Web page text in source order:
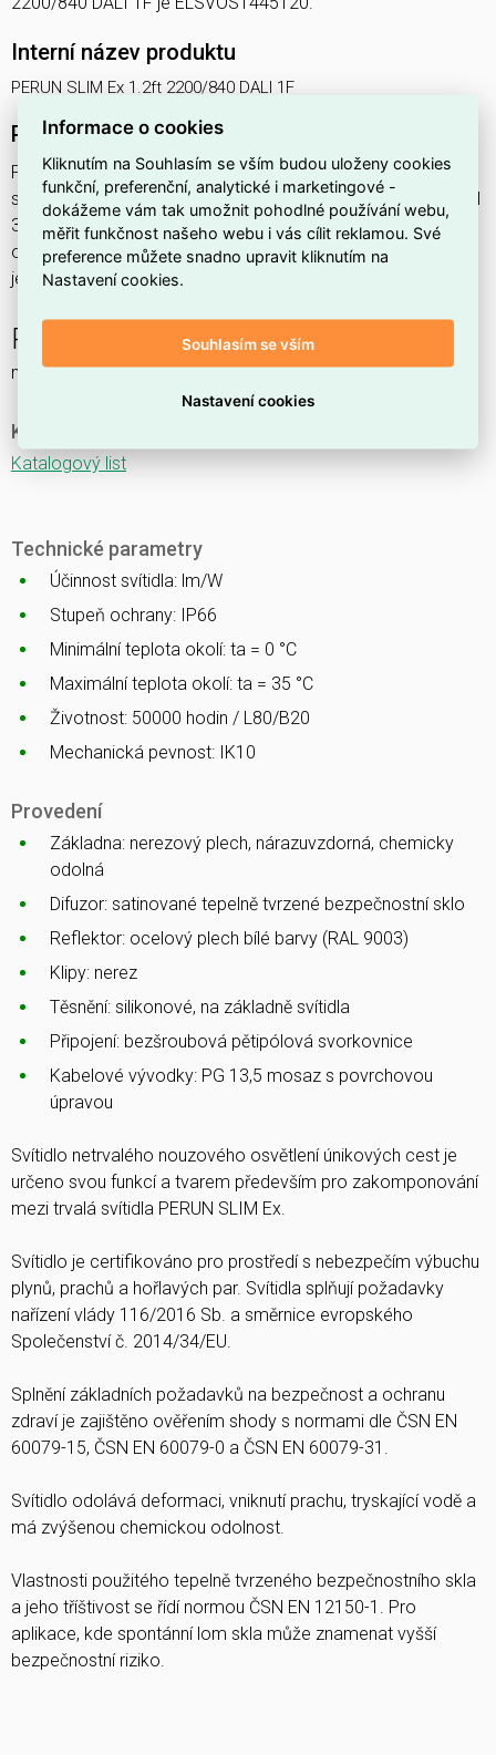
Interní název produktu
PERUN SLIM Ex 1.2ft 2200/840 DALI 1F
Podrobný popis produktu
PERUN SLIM Ex 1.2ft 2200/840 DALI 1F 15,4W IP65
svítidlo průmyslové do prostředí s nebezpečím výbuchu Ex II
3GD, 1x2200lm, spektrum 840RJ, s regulací stmívání
ovládané DALI protokolem, s nerez. klipy,
jednofáz.průběž.montáž,
PERUN SLIM Ex NM
nouzové a orientační
Ke stažení
Katalogový list
Technické parametry
Účinnost svítidla: lm/W
Stupeň ochrany: IP66
Minimální teplota okolí: ta = 0 °C
Maximální teplota okolí: ta = 35 °C
Životnost: 50000 hodin / L80/B20
Mechanická pevnost: IK10
Provedení
Základna: nerezový plech, nárazuvzdorná, chemicky
odolná
Difuzor: satinované tepelně tvrzené bezpečnostní sklo
Reflektor: ocelový plech bílé barvy (RAL 9003)
Klipy: nerez
Těsnění: silikonové, na základně svítidla
Připojení: bezšroubová pětipólová svorkovnice
Kabelové vývodky: PG 13,5 mosaz s povrchovou
úpravou
Svítidlo netrvalého nouzového osvětlení únikových cest je
určeno svou funkcí a tvarem především pro zakomponování
mezi trvalá svítidla PERUN SLIM Ex.
Svítidlo je certifikováno pro prostředí s nebezpečím výbuchu
plynů, prachů a hořlavých par. Svítidla splňují požadavky
nařízení vlády 116/2016 Sb. a směrnice evropského
Společenství č. 2014/34/EU.
Splnění základních požadavků na bezpečnost a ochranu
zdraví je zajištěno ověřením shody s normami dle ČSN EN
60079-15, ČSN EN 60079-0 a ČSN EN 60079-31.
Svítidlo odolává deformaci, vniknutí prachu, tryskající vodě a
má zvýšenou chemickou odolnost.
Vlastnosti použitého tepelně tvrzeného bezpečnostního skla
a jeho tříštivost se řídí normou ČSN EN 12150-1. Pro
aplikace, kde spontánní lom skla může znamenat vyšší
bezpečnostní riziko.
Informace o cookies
Kliknutím na Souhlasím se vším budou uloženy cookies
funkční, preferenční, analytické i marketingové -
dokážeme vám tak umožnit pohodlné používání webu,
měřit funkčnost našeho webu i vás cílit reklamou. Své
preference můžete snadno upravit kliknutím na
Nastavení cookies.
Souhlasím se vším
Nastavení cookies